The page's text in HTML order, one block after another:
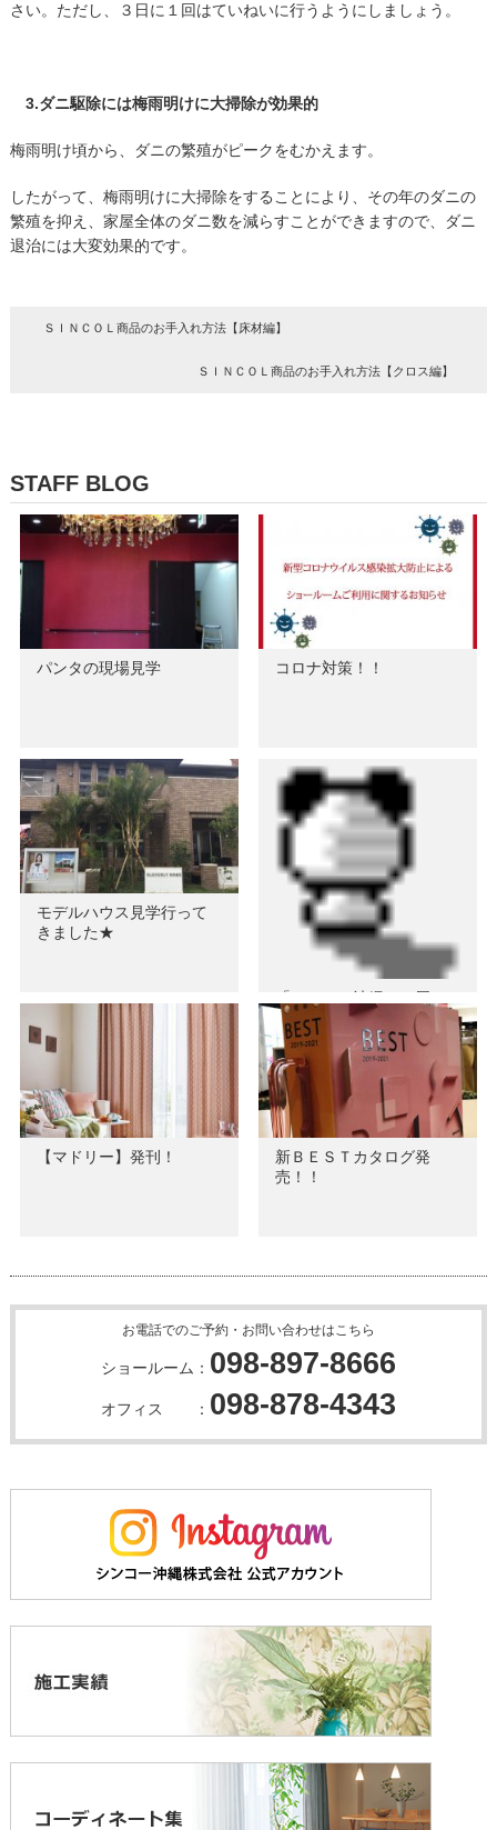
さい。ただし、３日に１回はていねいに行うようにしましょう。
3.ダニ駆除には梅雨明けに大掃除が効果的
梅雨明け頃から、ダニの繁殖がピークをむかえます。
したがって、梅雨明けに大掃除をすることにより、その年のダニの
繁殖を抑え、家屋全体のダニ数を減らすことができますので、ダニ
退治には大変効果的です。
ＳＩＮＣＯＬ商品のお手入れ方法【床材編】
ＳＩＮＣＯＬ商品のお手入れ方法【クロス編】
STAFF BLOG
パンタの現場見学 コロナ対策！！
モデルハウス見学行って
きました★
「シンコー沖縄４５周
年」社員旅行は?！
【マドリー】発刊！
新ＢＥＳＴカタログ発
売！！
お電話でのご予約・お問い合わせはこちら
ショールーム： 098-897-8666
オフィス ： 098-878-4343